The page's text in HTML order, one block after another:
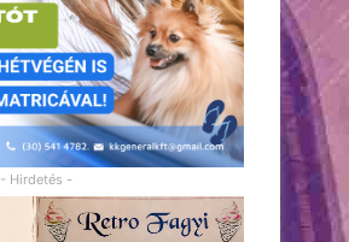
- Hirdetés -